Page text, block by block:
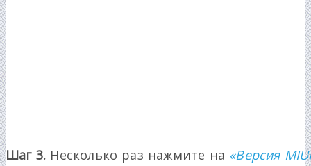
Шаг 3. Несколько раз нажмите на «Версия